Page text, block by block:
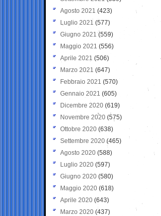
Agosto 2021 (423)
Luglio 2021 (577)
Giugno 2021(559)
Maggio 2021 (556)
Aprile 2021 (506)
Marzo 2021 (647)
Febbraio 2021 (570)
Gennaio 2021 (605)
Dicembre 2020 (619)
Novembre 2020 (575)
Ottobre 2020 (638)
Settembre 2020(465)
Agosto 2020 (588)
Luglio 2020 (597)
Giugno 2020 (580)
Maggio 2020 (618)
Aprile 2020 (643)
Marzo 2020 (437)